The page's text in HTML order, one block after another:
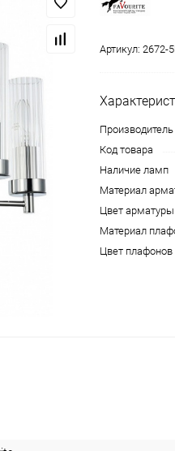
Артикул: 2672-
Производитель
Код товара
Наличие ламп
Материал
Цвет арматуры
Материал
Цвет плафонов